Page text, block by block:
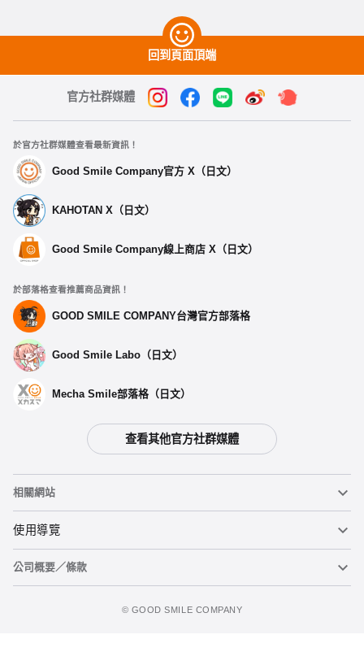
回到頁面頂端
官方社群媒體
於官方社群媒體查看最新資訊！
Good Smile Company官方 X（日文）
KAHOTAN X（日文）
Good Smile Company線上商店 X（日文）
於部落格查看推薦商品資訊！
GOOD SMILE COMPANY台灣官方部落格
Good Smile Labo（日文）
Mecha Smile部落格（日文）
查看其他官方社群媒體
相關網站
黏土人
黏土人臉部製造機（英文）
使用導覽
重要公告
公司概要／條款
©️ GOOD SMILE COMPANY